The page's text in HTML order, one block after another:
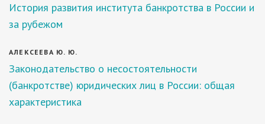
История развития института банкротства в России и
за рубежом
АЛЕКСЕЕВА Ю. Ю.
Законодательство о несостоятельности
(банкротстве) юридических лиц в России: общая
характеристика